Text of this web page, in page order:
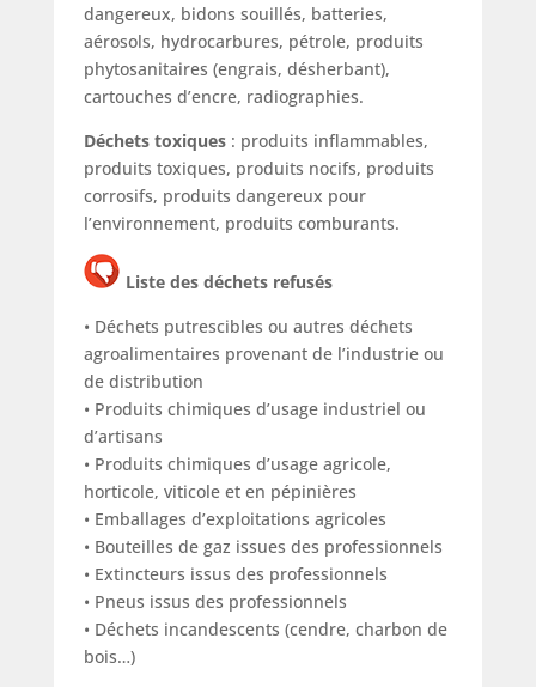
dangereux, bidons souillés, batteries,
aérosols, hydrocarbures, pétrole, produits
phytosanitaires (engrais, désherbant),
cartouches d’encre, radiographies.
Déchets toxiques: produits inflammables,
produits toxiques, produits nocifs, produits
corrosifs, produits dangereux pour
l’environnement, produits comburants.
Liste des déchets refusés
• Déchets putrescibles ou autres déchets
agroalimentaires provenant de l’industrie ou
de distribution
• Produits chimiques d’usage industriel ou
d’artisans
• Produits chimiques d’usage agricole,
horticole, viticole et en pépinières
• Emballages d’exploitations agricoles
• Bouteilles de gaz issues des professionnels
• Extincteurs issus des professionnels
• Pneus issus des professionnels
• Déchets incandescents (cendre, charbon de
bois…)